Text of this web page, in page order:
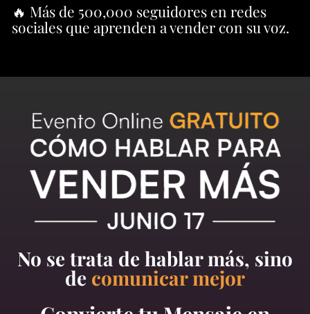
🔥 Más de 500,000 seguidores en redes
sociales que aprenden a vender con su voz.
No se trata de hablar más, sino
de comunicar mejor